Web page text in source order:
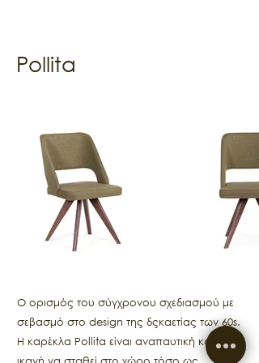
Pollita
Ο ορισμός του σύγχρονου σχεδιασμού με
σεβασμό στο design της δςκαετίας των 60s.
Η καρέκλα Pollita είναι αναπαυτική και